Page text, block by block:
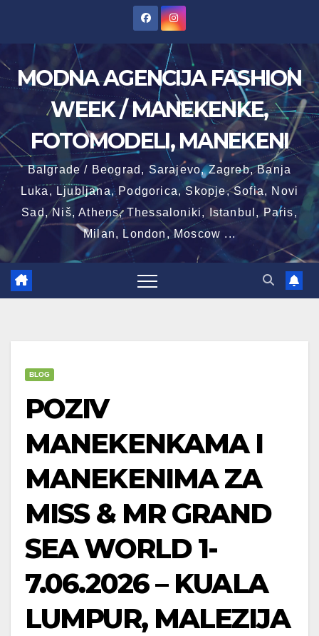
content
MODNA AGENCIJA FASHION
WEEK / MANEKENKE,
FOTOMODELI, MANEKENI
Balgrade / Beograd, Sarajevo, Zagreb, Banja
Luka, Ljubljana, Podgorica, Skopje, Sofia, Novi
Sad, Niš, Athens, Thessaloniki, Istanbul, Paris,
Milan, London, Moscow ...
BLOG
POZIV
MANEKENKAMA I
MANEKENIMA ZA
MISS & MR GRAND
SEA WORLD 1-
7.06.2026 – KUALA
LUMPUR, MALEZIJA